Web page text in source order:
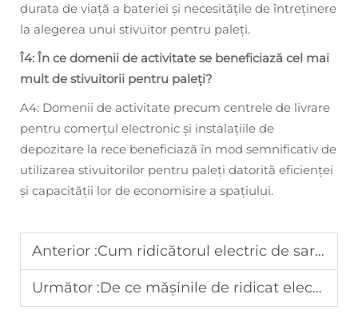
durata de viață a bateriei și necesitățile de întreținere
la alegerea unui stivuitor pentru paleți.
Î4: În ce domenii de activitate se beneficiază cel mai
mult de stivuitorii pentru paleți?
A4: Domenii de activitate precum centrele de livrare
pentru comerțul electronic și instalațiile de
depozitare la rece beneficiază în mod semnificativ de
utilizarea stivuitorilor pentru paleți datorită eficienței
și capacității lor de economisire a spațiului.
Anterior :Cum ridicătorul electric de sarcini îmbunătățește siguranța în operațiunile de stivuire a mărfurilor
Următor :De ce mășinile de ridicat electrice reprezintă o soluție rentabilă pentru utilizarea pe termen lung în depozite